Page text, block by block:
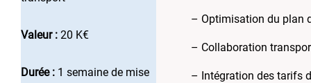
Valeur : 20 K€
Durée : 1 semaine de mise
– Optimisation du plan
– Collaboration
– Intégration des tarifs